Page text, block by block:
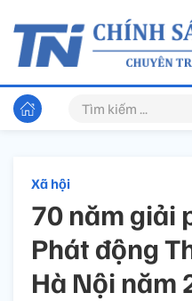
Xã hội
70 năm giải
Phát động
Hà Nội năm